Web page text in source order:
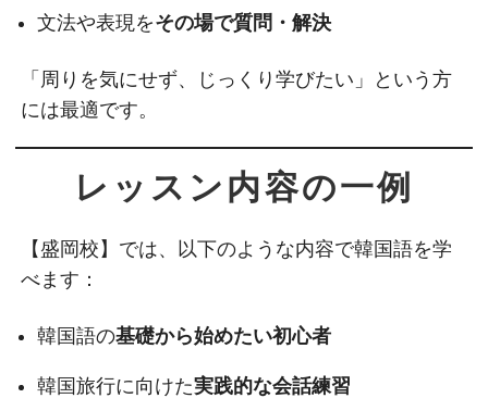
文法や表現をその場で質問・解決
「周りを気にせず、じっくり学びたい」という方
には最適です。
レッスン内容の一例
【盛岡校】では、以下のような内容で韓国語を学
べます：
韓国語の基礎から始めたい初心者
韓国旅行に向けた実践的な会話練習